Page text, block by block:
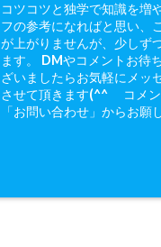
コツコツと独学で知識を増
フの参考になればと思い、
が上がりませんが、少しず
ます。 DMやコメントお待
ざいましたらお気軽にメッ
させて頂きます(^^ゞ コメ
「お問い合わせ」からお願